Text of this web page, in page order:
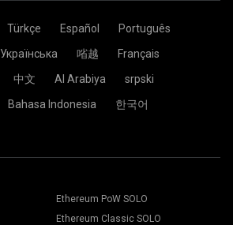
Türkçe Español
Português
Українська 㗂越
Français
中文 Al Arabiya
srpski
Bahasa Indonesia
한국어
Ethereum PoW SOLO
Ethereum Classic SOLO